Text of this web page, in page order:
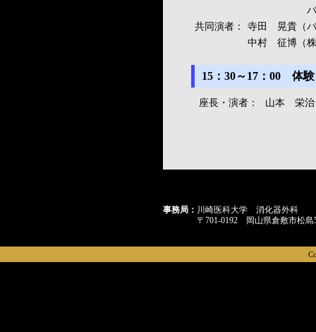
バランス
共同演者：
寺田 晃貴（
中村 征博（
15：30～17：00 体
座長・演者：
山本 栄治
事務局： 川崎医科大学 消化器外科
〒701-0192 岡山県倉敷市松島